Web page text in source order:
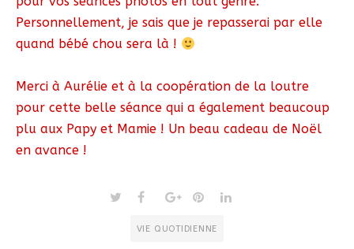
Personnellement, je sais que je repasserai par elle
quand bébé chou sera là !
Merci à Aurélie et à la coopération de la loutre
pour cette belle séance qui a également beaucoup
plu aux Papy et Mamie ! Un beau cadeau de Noël
en avance !
VIE QUOTIDIENNE